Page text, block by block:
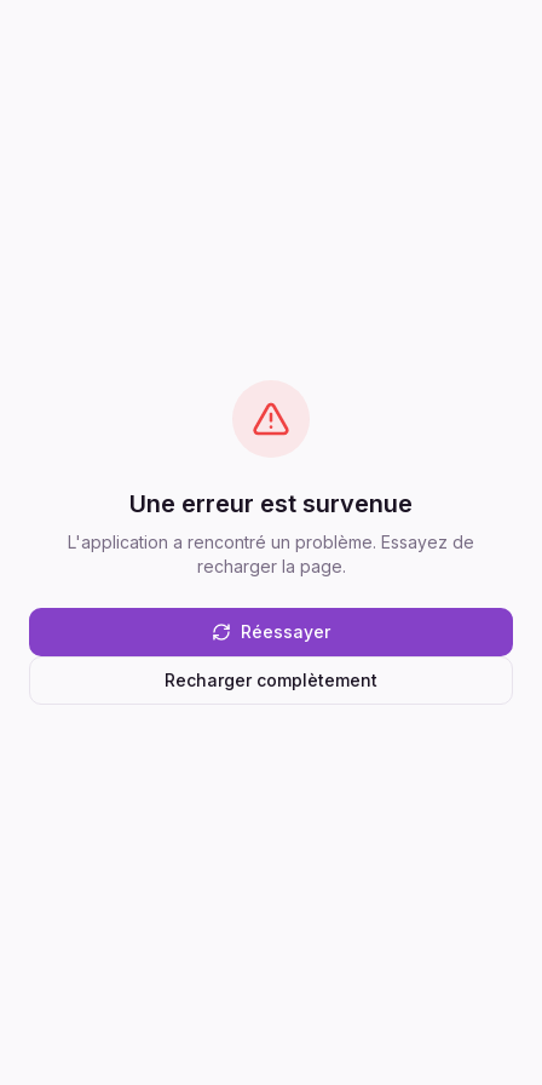
Une erreur est survenue
L'application a rencontré un problème. Essayez de
recharger la page.
Réessayer
Recharger complètement